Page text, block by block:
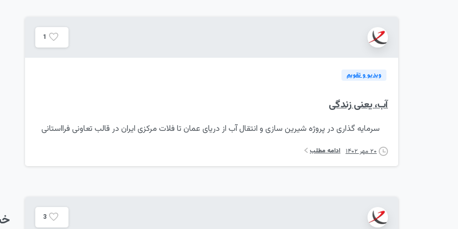
1
ویدیو و تقویم
آب، یعنی زندگی
سرمایه گذاری در پروژه شیرین سازی و انتقال آب از دریای عمان تا فلات مرکزی ایران در قالب تعاونی فرااستانی
۲۰ مهر ۱۴۰۲ ادامه مطلب
3